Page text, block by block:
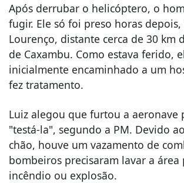
Após derrubar o helicóptero, o
fugir. Ele só foi preso horas depois,
Lourenço, distante cerca de 30 km
de Caxambu. Como estava ferido,
inicialmente encaminhado a um
fez tratamento.
Luiz alegou que furtou a aeronave
"testá-la", segundo a PM. Devido
chão, houve um vazamento de
bombeiros precisaram lavar a área
incêndio ou explosão.